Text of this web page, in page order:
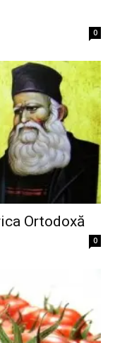
0
Ortodoxă
0